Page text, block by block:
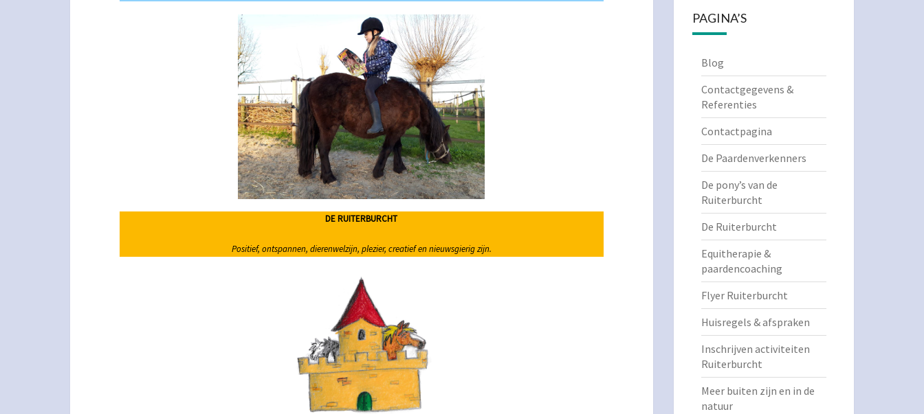
DE RUITERBURCHT
Positief, ontspannen, dierenwelzijn, plezier, creatief en nieuwsgierig zijn.
PAGINA’S
Blog
Contactgegevens &
Referenties
Contactpagina
De Paardenverkenners
De pony’s van de
Ruiterburcht
De Ruiterburcht
Equitherapie &
paardencoaching
Flyer Ruiterburcht
Huisregels & afspraken
Inschrijven activiteiten
Ruiterburcht
Meer buiten zijn en in de
natuur